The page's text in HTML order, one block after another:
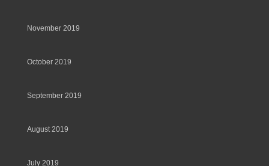
November 2019
October 2019
September 2019
August 2019
July 2019